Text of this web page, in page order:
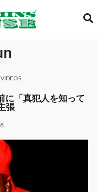
VIDEOS
に「真犯人を知って
張